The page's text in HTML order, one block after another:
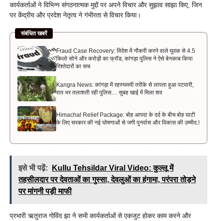
कार्यकर्ताओं ने विभिन्न संगठनात्मक मुद्दों पर अपने विचार और सुझाव साझा किए, जिन
पर केंद्रीय और प्रदेश नेतृत्व ने गंभीरता से विचार किया।
संबंधित खबरें
Fraud Case Recovery: विदेश में नौकरी करने वाले युवक से 4.5
किलो सोने और करोड़ों का फ्रॉड, कांगड़ा पुलिस ने ऐसे बेनकाब किया
रिश्तेदारों का सच
Kangra News: कांगड़ा में रहस्यमयी तरीके से लापता हुआ पटवारी,
रात भर तलाशती रही पुलिस… सुबह खाई में मिला शव
Himachal Relief Package: बोह आपदा के दर्द के बीच बोह घाटी
के लिए सरकार की नई घोषणाओं से जगी पुनर्वास और विकास की उम्मीद.!
इसे भी पढ़ें:
Kullu Tehsildar Viral Video: कुल्लू में
तहसीलदार पर देवताओं का गुस्सा, देवलुओं का हंगामा, परंपरा तोड़ने
पर मांगनी पड़ी माफी
प्रभारी ऋतुराज गोविंद झा ने सभी कार्यकर्ताओं से एकजुट होकर काम करने और